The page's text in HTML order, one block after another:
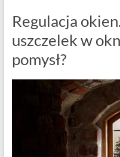
Regulacja
uszczelek w
pomysł?